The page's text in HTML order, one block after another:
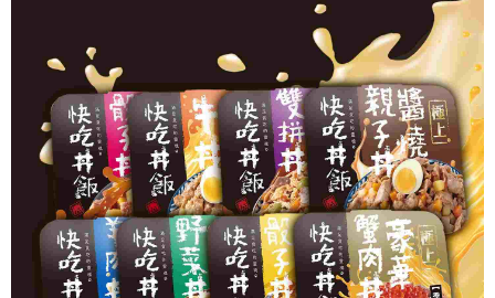
1.本服務係由「台灣大哥大股份有限公司」（以下簡稱本公司）所提供，讓
用戶於交易時，得透過本服務購買商品或服務，並由商店將買賣／分期付款
買賣價金債權讓與本公司後，依約使用本公司帳單繳交帳款。
2.基於同意付款使用「大哥付你分期」之契約關係目的，商店將以您的個人
資料（包含姓名、電話或地址）提供予台灣大哥大進項蒐集、處理及利用，
由本公司與您本人進行分期帳單所需資料之確認、核對及更正。
3.完整用戶服務條款，請詳閱以下連結：https://oppay.tw/userRule
ATM／網路銀行／等多元方式進行付款，方視為交易完成。
※ 請注意：結帳手續完成當下不需立刻繳費，但若您需要取消訂單，請聯絡
購買商品的店家。未經商家同意取消之訂單仍視為有效，需透過AFTEE先享
後付繳納相關費用。
※ 交易是否成功請以「AFTEE先享後付 」之結帳頁面顯示為準，若有關於
是否繳費成功／繳費後需取消欲退款等相關疑問，請聯繫「AFTEE先享後付
客戶支援中心」https://netprotections.freshdesk.com/support/home
【注意事項】
１．透過由恩沛科技股份有限公司提供之「AFTEE先享後付」服務完成之交
易，需依本服務之必要範圍內提供個人資料，並將交易相關給付款項請求債
權轉讓予恩沛科技股份有限公司。
２．關於個人資料處理事宜，請瀏覽以下網址：
https://aftee.tw/terms/#terms3
３．未成年的使用者請事先徵得法定代理人或監護人之同意方可使用
貨到付款
每筆NT$95，滿NT$1,000(含以上)免運費